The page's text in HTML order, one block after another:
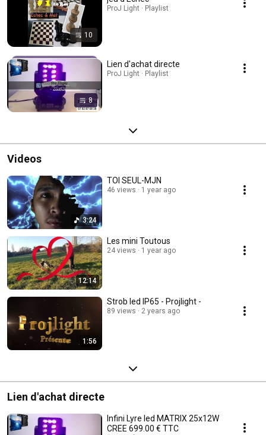
10
ProJ Light · Playlist
8
Lien d'achat directe
ProJ Light · Playlist
Videos
3:24
TOI SEUL-MJN
46 views 1 year ago
12:14
Les mini Toutous
24 views 1 year ago
1:56
Strob led IP65 - Projlight -
89 views 2 years ago
Lien d'achat directe
Infini Lyre led MATRIX 25x12W
CREE 699.00 € TTC